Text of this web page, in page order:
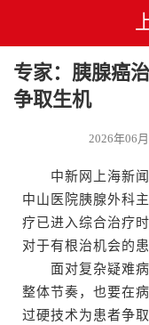
专家：胰腺癌
争取生机
2026年06
中新网上海新闻6
中山医院胰腺外科
疗已进入综合治疗
对于有根治机会的
面对复杂疑难病
整体节奏，也要在
过硬技术为患者争取